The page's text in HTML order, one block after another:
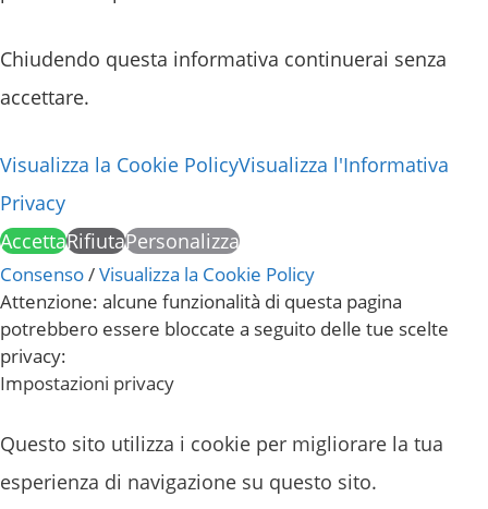
Chiudendo questa informativa continuerai senza
accettare.
Visualizza la Cookie PolicyVisualizza l'Informativa
Privacy
AccettaRifiutaPersonalizza
Consenso/Visualizza la Cookie Policy
Attenzione: alcune funzionalità di questa pagina
potrebbero essere bloccate a seguito delle tue scelte
privacy:
Impostazioni privacy
Questo sito utilizza i cookie per migliorare la tua
esperienza di navigazione su questo sito.